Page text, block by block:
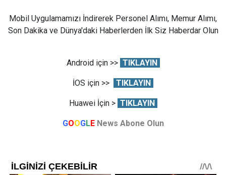
Mobil Uygulamamızı İndirerek Personel Alımı, Memur Alımı,
Son Dakika ve Dünya'daki Haberlerden İlk Siz Haberdar Olun
Android için >> TIKLAYIN
İOS için >> TIKLAYIN
Huawei İçin > TIKLAYIN
GOOGLE News Abone Olun